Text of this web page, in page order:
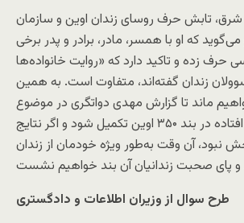
شرق، تابش حرف روسای زندان اوین و سازمان
که او با همسر، مادر، برادر و پدر برخی
حرف زده و تاکید دارد که «روایت خانواده‌ها
زندان گفته‌اند، متفاوت است. به همین
ماند تا گزارش مهدی دواتگری در موضوع
درگیری اتفاق افتاده در بند ۳۵۰ اوین تکمیل شود و اگر نتایج
نبود، آن وقت به‌طور ویژه خودمان از زندان
طرح سوال از وزیران اطلاعات و دادگستری